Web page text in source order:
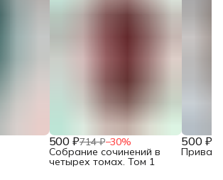
500 ₽714 ₽−30%
Собрание сочинений в
четырех томах. Том 1
500 ₽